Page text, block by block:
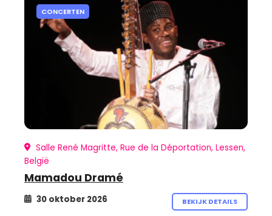
CONCERTEN
Salle René Magritte, Rue de la Déportation, Lessen,
België
Mamadou Dramé
30 oktober 2026 BEKIJK DETAILS